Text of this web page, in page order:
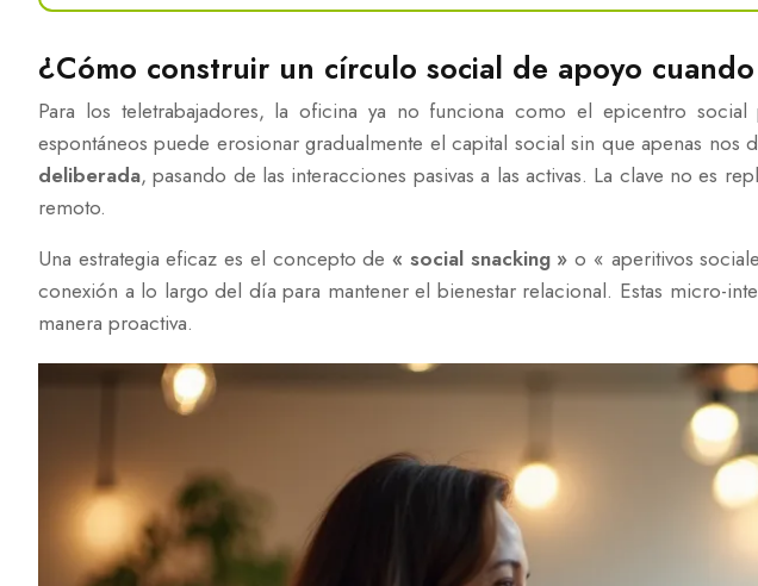
¿Cómo construir un círculo social de apoyo
Para los teletrabajadores, la oficina ya no funciona como el epicentro
espontáneos puede erosionar gradualmente el capital social sin que apenas
deliberada, pasando de las interacciones pasivas a las activas. La clave no es
remoto.
Una estrategia eficaz es el concepto de« social snacking » o « aperitivos
conexión a lo largo del día para mantener el bienestar relacional. Estas micro-
manera proactiva.